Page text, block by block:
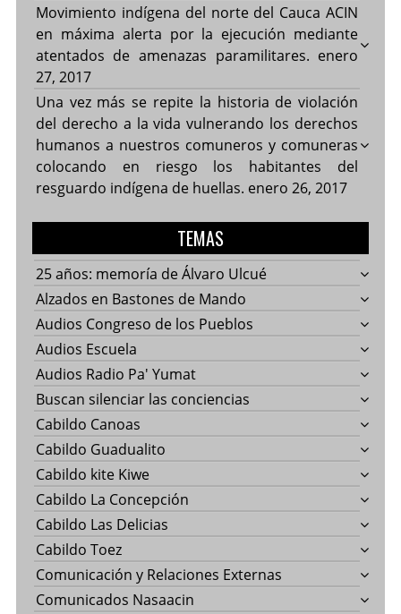
Movimiento indígena del norte del Cauca ACIN
en máxima alerta por la ejecución mediante
atentados de amenazas paramilitares. enero
27, 2017
Una vez más se repite la historia de violación
del derecho a la vida vulnerando los derechos
humanos a nuestros comuneros y comuneras
colocando en riesgo los habitantes del
resguardo indígena de huellas. enero 26, 2017
TEMAS
25 años: memoría de Álvaro Ulcué
Alzados en Bastones de Mando
Audios Congreso de los Pueblos
Audios Escuela
Audios Radio Pa' Yumat
Buscan silenciar las conciencias
Cabildo Canoas
Cabildo Guadualito
Cabildo kite Kiwe
Cabildo La Concepción
Cabildo Las Delicias
Cabildo Toez
Comunicación y Relaciones Externas
Comunicados Nasaacin